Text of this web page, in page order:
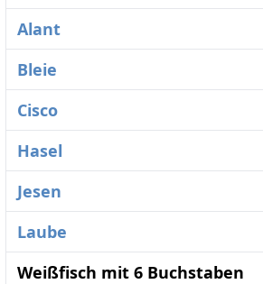
Alant
Bleie
Cisco
Hasel
Jesen
Laube
Weißfisch mit 6 Buchstaben